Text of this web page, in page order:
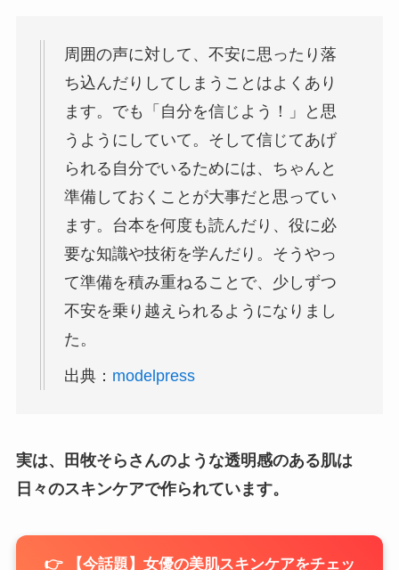
周囲の声に対して、不安に思ったり落
ち込んだりしてしまうことはよくあり
ます。でも「自分を信じよう！」と思
うようにしていて。そして信じてあげ
られる自分でいるためには、ちゃんと
準備しておくことが大事だと思ってい
ます。台本を何度も読んだり、役に必
要な知識や技術を学んだり。そうやっ
て準備を積み重ねることで、少しずつ
不安を乗り越えられるようになりまし
た。
出典： modelpress
実は、田牧そらさんのような透明感のある肌は
日々のスキンケアで作られています。
👉 【今話題】女優の美肌スキンケアをチェッ